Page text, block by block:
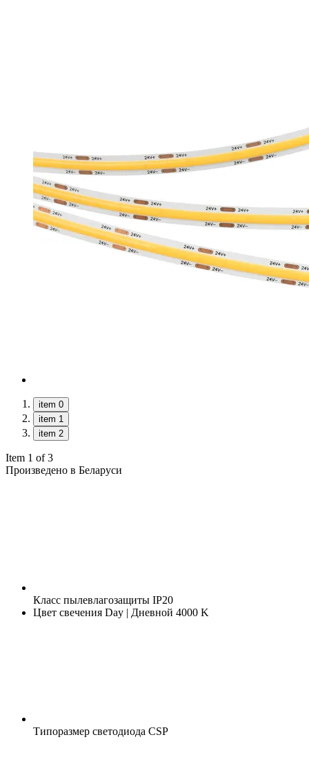
item 0
item 1
item 2
Item 1 of 3
Произведено в Беларуси
Класс пылевлагозащиты IP20
Цвет свечения Day | Дневной 4000 K
Типоразмер светодиода CSP